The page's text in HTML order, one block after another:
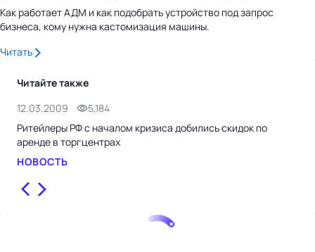
Как работает АДМ и как подобрать устройство под запрос
бизнеса, кому нужна кастомизация машины.
Читать
Читайте также
12.03.2009
5,184
Ритейлеры РФ с началом кризиса добились скидок по
аренде в торгцентрах
НОВОСТЬ